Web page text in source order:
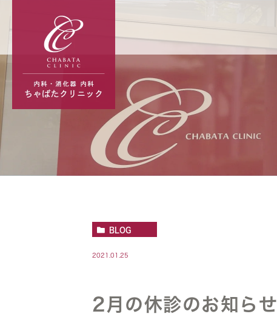
BLOG
2021.01.25
2月の休診のお知らせ